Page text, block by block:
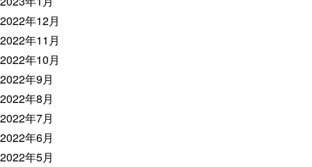
2022年12月
2022年11月
2022年10月
2022年9月
2022年8月
2022年7月
2022年6月
2022年5月